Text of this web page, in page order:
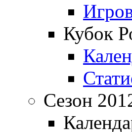
Кубок
Сезон